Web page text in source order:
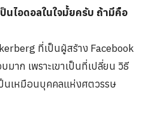
นไอดอลในใจมั้ยครับ ถ้ามีคือ
ที่เป็นผู้สร้าง Facebook
มาก เพราะเขาเป็นที่เปลี่ยน วิธี
นเหมือนบุคคลแห่งศตวรรษ